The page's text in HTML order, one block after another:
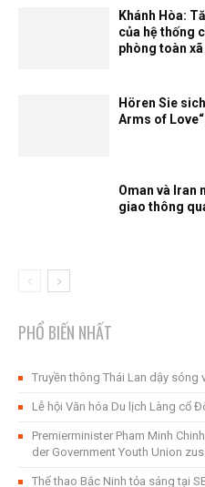
Khánh Hòa:
của hệ thống
phòng toàn xã
Hören Sie
Arms of Love“
Oman và Iran
giao thông
PHỔ BIẾN NHẤT
Truyền thông Thái Lan dậy sóng
Lễ hội Văn hóa Du lịch Làng cổ
Premierminister Pham Minh
der Government Youth Union
Thể thao Bắc Ninh tỏa sáng tại